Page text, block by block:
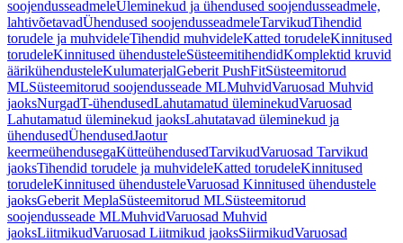
soojendusseadmeleÜleminekud ja ühendused soojendusseadmele,
lahtivõetavadÜhendused soojendusseadmeleTarvikudTihendid
torudele ja muhvideleTihendid muhvideleKatted torudeleKinnitused
torudeleKinnitused ühendusteleSüsteemitihendidKomplektid kruvid
äärikühendusteleKulumaterjalGeberit PushFitSüsteemitorud
MLSüsteemitorud soojendusseade MLMuhvidVaruosad Muhvid
jaoksNurgadT-ühendusedLahutamatud üleminekudVaruosad
Lahutamatud üleminekud jaoksLahutatavad üleminekud ja
ühendusedÜhendusedJaotur
keermeühendusegaKütteühendusedTarvikudVaruosad Tarvikud
jaoksTihendid torudele ja muhvideleKatted torudeleKinnitused
torudeleKinnitused ühendusteleVaruosad Kinnitused ühendustele
jaoksGeberit MeplaSüsteemitorud MLSüsteemitorud
soojendusseade MLMuhvidVaruosad Muhvid
jaoksLiitmikudVaruosad Liitmikud jaoksSiirmikudVaruosad